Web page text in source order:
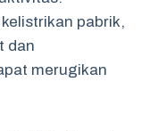
pabrik,
dan
merugikan